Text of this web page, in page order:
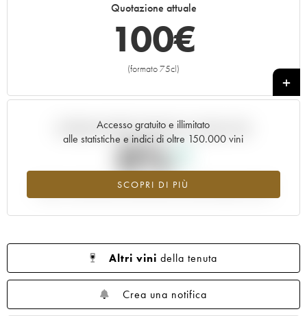
Quotazione attuale
100€
(formato 75cl)
+
Accesso gratuito e illimitato
alle statistiche e indici di oltre 150.000 vini
SCOPRI DI PIÙ
Andamento della quotazione in tempo reale
0%
Valore in aumento per l'annata 2022 nel 2026 rispetto al 2025
Altri vini della tenuta
Crea una notifica